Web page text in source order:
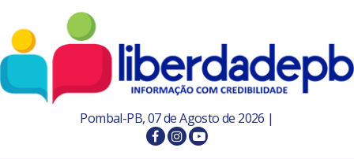
Pombal-PB, 07 de Agosto de 2026 |